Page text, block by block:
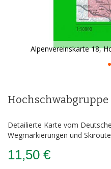
Alpenvereinskarte 18,
der
Hochschwabgruppe
Detailierte Karte vom
Wegmarkierungen und
11,50 €